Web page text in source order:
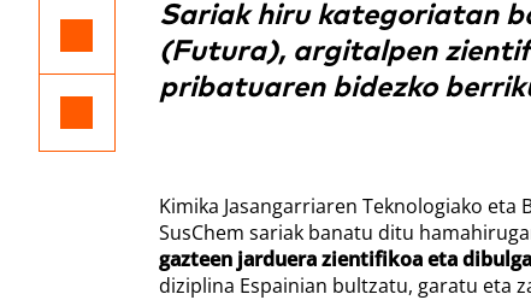
Sariak hiru kategoriatan
(Futura), argitalpen
pribatuaren bidezko
Kimika Jasangarriaren Teknologiako eta
SusChem sariak banatu ditu
gazteen jarduera zientifikoa eta
diziplina Espainian bultzatu, garatu eta